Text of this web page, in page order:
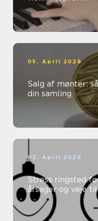
05. April 2026
Salg af mønter:
din samling
02. April 2026
Stress ringsted forstå symptomer,
årsager og veje